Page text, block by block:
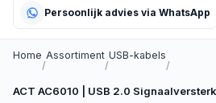
Persoonlijk advies via WhatsApp
Home
/
Assortiment
/
USB-kabels
/
ACT AC6010 | USB 2.0